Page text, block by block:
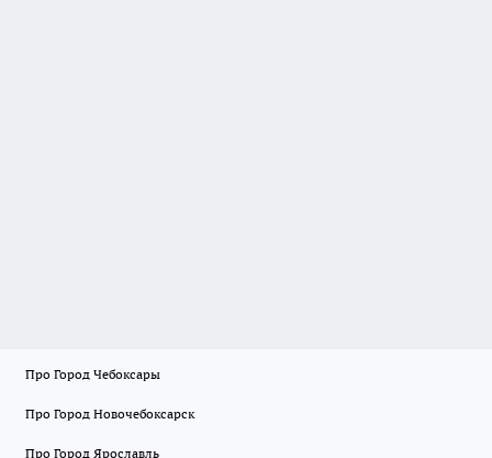
Про Город Чебоксары
Про Город Новочебоксарск
Про Город Ярославль